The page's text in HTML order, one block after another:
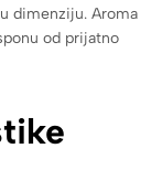
dimenziju. Aroma
od prijatno